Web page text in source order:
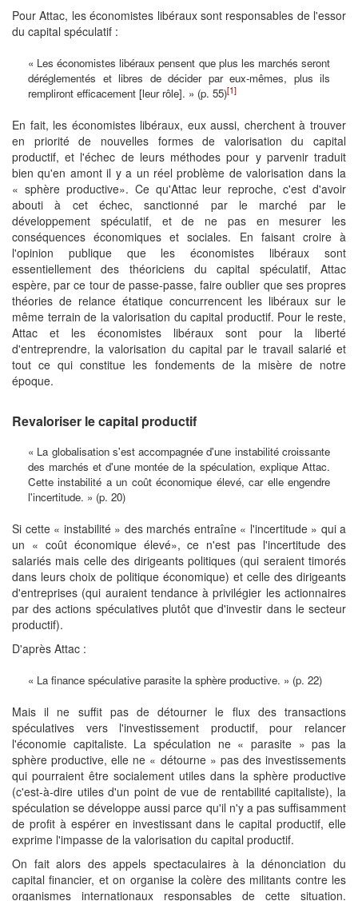
Pour Attac, les économistes libéraux sont responsables de l'essor
du capital spéculatif :
« Les économistes libéraux pensent que plus les marchés seront
déréglementés et libres de décider par eux-mêmes, plus ils
rempliront efficacement [leur rôle]. » (p. 55)[1]
En fait, les économistes libéraux, eux aussi, cherchent à trouver
en priorité de nouvelles formes de valorisation du capital
productif, et l'échec de leurs méthodes pour y parvenir traduit
bien qu'en amont il y a un réel problème de valorisation dans la
« sphère productive». Ce qu'Attac leur reproche, c'est d'avoir
abouti à cet échec, sanctionné par le marché par le
développement spéculatif, et de ne pas en mesurer les
conséquences économiques et sociales. En faisant croire à
l'opinion publique que les économistes libéraux sont
essentiellement des théoriciens du capital spéculatif, Attac
espère, par ce tour de passe-passe, faire oublier que ses propres
théories de relance étatique concurrencent les libéraux sur le
même terrain de la valorisation du capital productif. Pour le reste,
Attac et les économistes libéraux sont pour la liberté
d'entreprendre, la valorisation du capital par le travail salarié et
tout ce qui constitue les fondements de la misère de notre
époque.
Revaloriser le capital productif
« La globalisation s'est accompagnée d'une instabilité croissante
des marchés et d'une montée de la spéculation, explique Attac.
Cette instabilité a un coût économique élevé, car elle engendre
l'incertitude. » (p. 20)
Si cette « instabilité » des marchés entraîne « l'incertitude » qui a
un « coût économique élevé», ce n'est pas l'incertitude des
salariés mais celle des dirigeants politiques (qui seraient timorés
dans leurs choix de politique économique) et celle des dirigeants
d'entreprises (qui auraient tendance à privilégier les actionnaires
par des actions spéculatives plutôt que d'investir dans le secteur
productif).
D'après Attac :
« La finance spéculative parasite la sphère productive. » (p. 22)
Mais il ne suffit pas de détourner le flux des transactions
spéculatives vers l'investissement productif, pour relancer
l'économie capitaliste. La spéculation ne « parasite » pas la
sphère productive, elle ne « détourne » pas des investissements
qui pourraient être socialement utiles dans la sphère productive
(c'est-à-dire utiles d'un point de vue de rentabilité capitaliste), la
spéculation se développe aussi parce qu'il n'y a pas suffisamment
de profit à espérer en investissant dans le capital productif, elle
exprime l'impasse de la valorisation du capital productif.
On fait alors des appels spectaculaires à la dénonciation du
capital financier, et on organise la colère des militants contre les
organismes internationaux responsables de cette situation.